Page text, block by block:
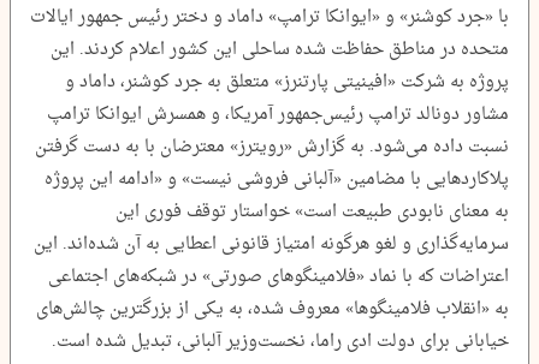
با «جرد کوشنر» و «ایوانکا ترامپ» داماد و دختر رئیس جمهور ایالات
متحده در مناطق حفاظت شده ساحلی این کشور اعلام کردند. این
پروژه به شرکت «افینیتی پارتنرز» متعلق به جرد کوشنر، داماد و
مشاور دونالد ترامپ رئیس‌جمهور آمریکا، و همسرش ایوانکا ترامپ
نسبت داده می‌شود. به گزارش «رویترز» معترضان با به دست گرفتن
پلاکاردهایی با مضامین «آلبانی فروشی نیست» و «ادامه این پروژه
به معنای نابودی طبیعت است» خواستار توقف فوری این
سرمایه‌گذاری و لغو هرگونه امتیاز قانونی اعطایی به آن شده‌اند. این
اعتراضات که با نماد «فلامینگوهای صورتی» در شبکه‌های اجتماعی
به «انقلاب فلامینگوها» معروف شده، به یکی از بزرگترین چالش‌های
خیابانی برای دولت ادی راما، نخست‌وزیر آلبانی، تبدیل شده است.